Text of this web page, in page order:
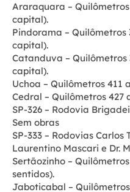
Araraquara –
capital).
Pindorama – Quilômetros
capital).
Catanduva – Quilômetros
capital).
Uchoa – Quilômetros 411
Cedral – Quilômetros 427
SP-326 – Rodovia
Sem obras
SP-333 – Rodovias
Laurentino Mascari e Dr.
Sertãozinho –
sentidos).
Jaboticabal –